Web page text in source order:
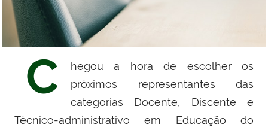
C
hegou a hora de escolher os
próximos representantes das
categorias Docente, Discente e
Técnico-administrativo em Educação do